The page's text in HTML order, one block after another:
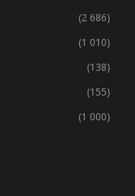
(2 686)
(1 010)
(138)
(155)
(1 000)